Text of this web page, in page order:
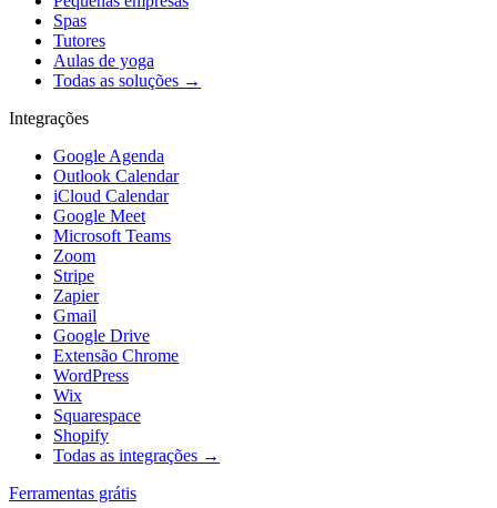
Spas
Tutores
Aulas de yoga
Todas as soluções →
Integrações
Google Agenda
Outlook Calendar
iCloud Calendar
Google Meet
Microsoft Teams
Zoom
Stripe
Zapier
Gmail
Google Drive
Extensão Chrome
WordPress
Wix
Squarespace
Shopify
Todas as integrações →
Ferramentas grátis